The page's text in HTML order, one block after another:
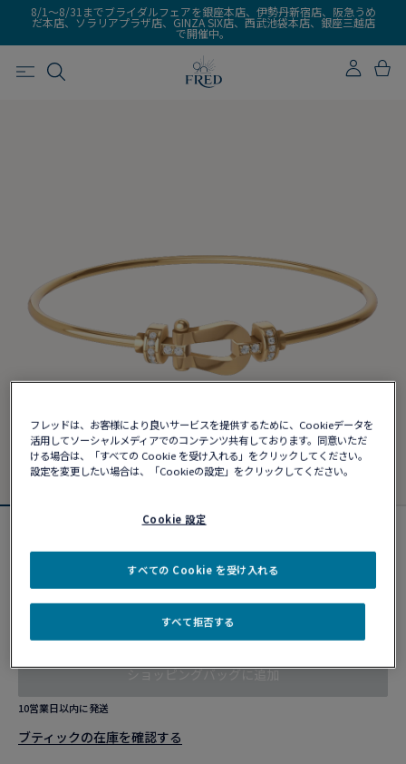
8/1～8/31までブライダルフェアを銀座本店、伊勢丹新宿店、阪急うめ
だ本店、ソラリアプラザ店、GINZA SIX店、西武池袋本店、銀座三越店
で開催中。
フォース10ブレスレット
カスタマイズ
ショッピングバッグに追加
10営業日以内に発送
ブティックの在庫を確認する​
フレッドは、お客様により良いサービスを提供するために、Cookieデータを
活用してソーシャルメディアでのコンテンツ共有しております。同意いただ
ける場合は、「すべての Cookie を受け入れる」をクリックしてください。
設定を変更したい場合は、「Cookieの設定」をクリックしてください。
Cookie 設定
すべて拒否する
すべての Cookie を受け入れる